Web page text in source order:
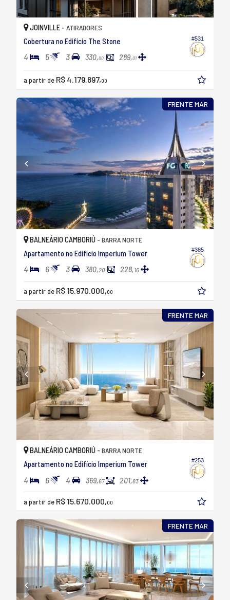
#531
JOINVILLE - ATIRADORES
Cobertura no Edifício The Stone
4 5 3 330,00 289,01
a partir de R$ 4.179.897,00
FRENTE MAR
#385
BALNEÁRIO CAMBORIÚ - BARRA NORTE
Apartamento no Edifício Imperium Tower
4 6 3 380,20 228,16
a partir de R$ 15.970.000,00
FRENTE MAR
#253
BALNEÁRIO CAMBORIÚ - BARRA NORTE
Apartamento no Edifício Imperium Tower
4 6 4 369,67 201,83
a partir de R$ 15.670.000,00
FRENTE MAR